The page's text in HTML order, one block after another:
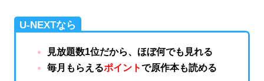
U-NEXTなら
見放題数1位だから、ほぼ何でも見れる
毎月もらえるポイントで原作本も読める